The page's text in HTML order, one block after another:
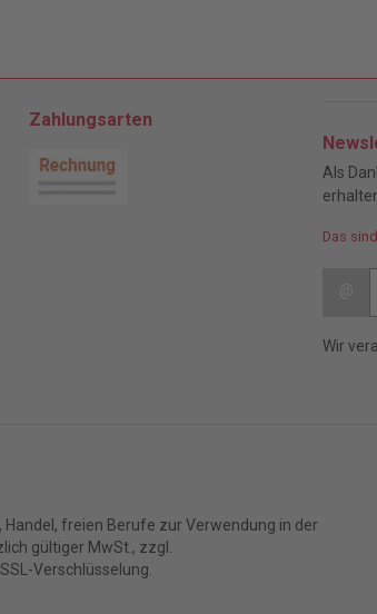
Zahlungsarten
Als
Das
Wir
freien Berufe zur Verwendung in der
gültiger MwSt., zzgl.
Verschlüsselung.